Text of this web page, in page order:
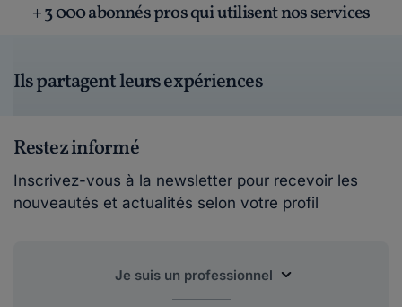
+ 3 000 abonnés pros qui utilisent nos services
Ils partagent leurs expériences
Restez informé
Inscrivez-vous à la newsletter pour recevoir les
nouveautés et actualités selon votre profil